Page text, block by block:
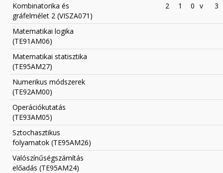
Kombinatorika és
gráfelmélet 2 (VISZA071)
2 1 0 v 3
Matematikai logika
(TE91AM06)
Matematikai statisztika
(TE95AM27)
Numerikus módszerek
(TE92AM00)
Operációkutatás
(TE93AM05)
Sztochasztikus
folyamatok (TE95AM26)
Valószínűségszámítás
előadás (TE95AM24)